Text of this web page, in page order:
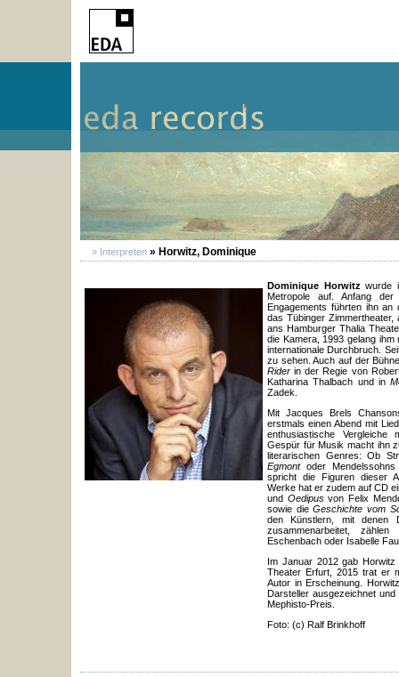
» Interpreten » Horwitz, Dominique
Dominique Horwitz wurde
Metropole auf. Anfang
Engagements führten ihn
das Tübinger
ans Hamburger Thalia
die Kamera, 1993 gelang
internationale Durchbruch.
zu sehen. Auch auf der
Riderin der Regie von
Katharina Thalbach und in
Zadek.
Mit Jacques Brels
erstmals einen Abend mit
enthusiastische Vergleiche
Gespür für Musik macht ihn
literarischen Genres: Ob
Egmontoder
spricht die Figuren dieser
Werke hat er zudem auf CD
und Oedipusvon Felix
sowie dieGeschichte vom
den Künstlern, mit denen
zusammenarbeitet,
Eschenbach oder Isabelle
Im Januar 2012 gab
Theater Erfurt, 2015 trat er
Autor in Erscheinung.
Darsteller ausgezeichnet
Mephisto-Preis.
Foto: (c) Ralf Brinkhoff